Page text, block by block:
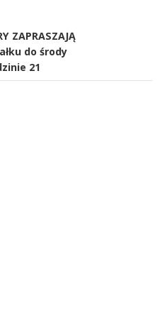
ZAPRASZAJĄ
do środy
21